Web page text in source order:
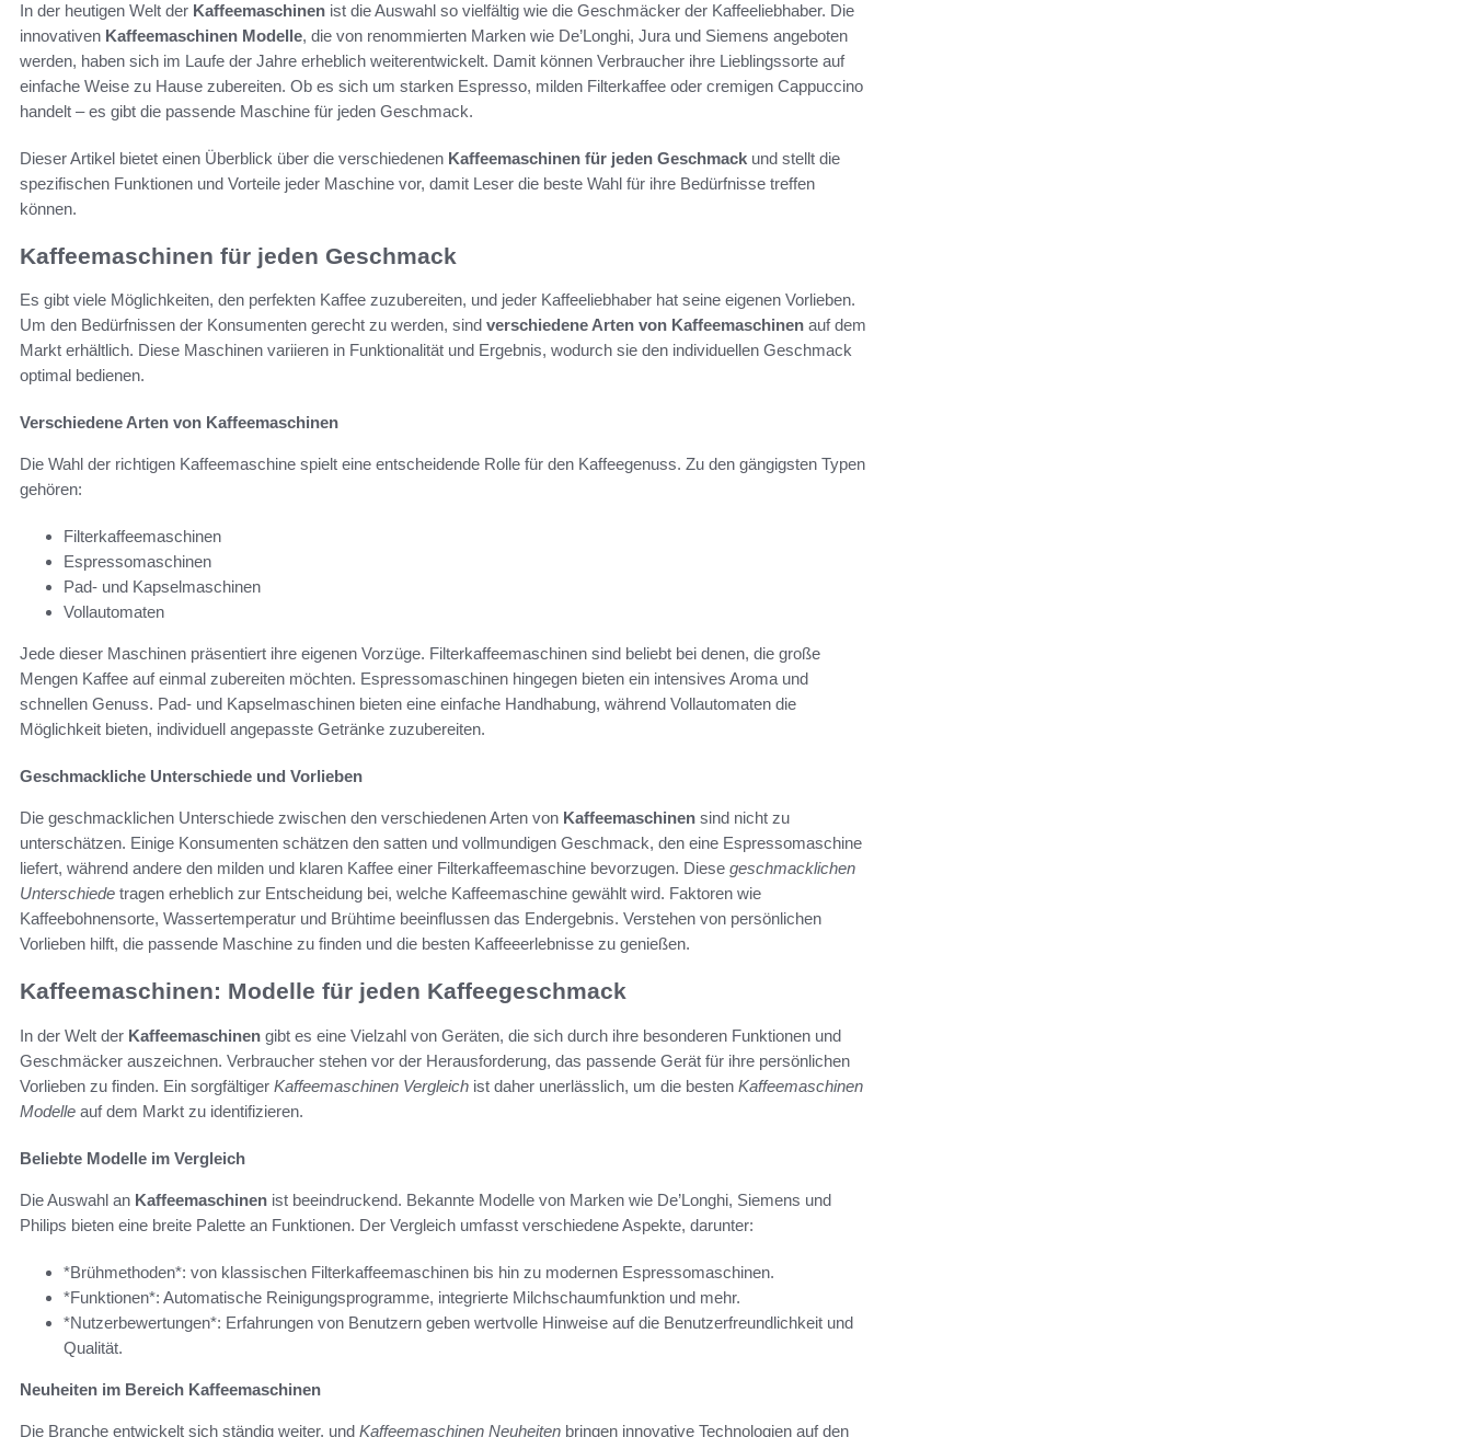
In der heutigen Welt der Kaffeemaschinen ist die Auswahl so vielfältig wie die Geschmäcker der Kaffeeliebhaber. Die
innovativen Kaffeemaschinen Modelle, die von renommierten Marken wie De’Longhi, Jura und Siemens angeboten
werden, haben sich im Laufe der Jahre erheblich weiterentwickelt. Damit können Verbraucher ihre Lieblingssorte auf
einfache Weise zu Hause zubereiten. Ob es sich um starken Espresso, milden Filterkaffee oder cremigen Cappuccino
handelt – es gibt die passende Maschine für jeden Geschmack.
Dieser Artikel bietet einen Überblick über die verschiedenen Kaffeemaschinen für jeden Geschmack und stellt die
spezifischen Funktionen und Vorteile jeder Maschine vor, damit Leser die beste Wahl für ihre Bedürfnisse treffen
können.
Kaffeemaschinen für jeden Geschmack
Es gibt viele Möglichkeiten, den perfekten Kaffee zuzubereiten, und jeder Kaffeeliebhaber hat seine eigenen Vorlieben.
Um den Bedürfnissen der Konsumenten gerecht zu werden, sind verschiedene Arten von Kaffeemaschinen auf dem
Markt erhältlich. Diese Maschinen variieren in Funktionalität und Ergebnis, wodurch sie den individuellen Geschmack
optimal bedienen.
Verschiedene Arten von Kaffeemaschinen
Die Wahl der richtigen Kaffeemaschine spielt eine entscheidende Rolle für den Kaffeegenuss. Zu den gängigsten Typen
gehören:
Filterkaffeemaschinen
Espressomaschinen
Pad- und Kapselmaschinen
Vollautomaten
Jede dieser Maschinen präsentiert ihre eigenen Vorzüge. Filterkaffeemaschinen sind beliebt bei denen, die große
Mengen Kaffee auf einmal zubereiten möchten. Espressomaschinen hingegen bieten ein intensives Aroma und
schnellen Genuss. Pad- und Kapselmaschinen bieten eine einfache Handhabung, während Vollautomaten die
Möglichkeit bieten, individuell angepasste Getränke zuzubereiten.
Geschmackliche Unterschiede und Vorlieben
Die geschmacklichen Unterschiede zwischen den verschiedenen Arten von Kaffeemaschinen sind nicht zu
unterschätzen. Einige Konsumenten schätzen den satten und vollmundigen Geschmack, den eine Espressomaschine
liefert, während andere den milden und klaren Kaffee einer Filterkaffeemaschine bevorzugen. Diese geschmacklichen
Unterschiede tragen erheblich zur Entscheidung bei, welche Kaffeemaschine gewählt wird. Faktoren wie
Kaffeebohnensorte, Wassertemperatur und Brühtime beeinflussen das Endergebnis. Verstehen von persönlichen
Vorlieben hilft, die passende Maschine zu finden und die besten Kaffeeerlebnisse zu genießen.
Kaffeemaschinen: Modelle für jeden Kaffeegeschmack
In der Welt der Kaffeemaschinen gibt es eine Vielzahl von Geräten, die sich durch ihre besonderen Funktionen und
Geschmäcker auszeichnen. Verbraucher stehen vor der Herausforderung, das passende Gerät für ihre persönlichen
Vorlieben zu finden. Ein sorgfältiger Kaffeemaschinen Vergleich ist daher unerlässlich, um die besten Kaffeemaschinen
Modelle auf dem Markt zu identifizieren.
Beliebte Modelle im Vergleich
Die Auswahl an Kaffeemaschinen ist beeindruckend. Bekannte Modelle von Marken wie De’Longhi, Siemens und
Philips bieten eine breite Palette an Funktionen. Der Vergleich umfasst verschiedene Aspekte, darunter:
*Brühmethoden*: von klassischen Filterkaffeemaschinen bis hin zu modernen Espressomaschinen.
*Funktionen*: Automatische Reinigungsprogramme, integrierte Milchschaumfunktion und mehr.
*Nutzerbewertungen*: Erfahrungen von Benutzern geben wertvolle Hinweise auf die Benutzerfreundlichkeit und
Qualität.
Neuheiten im Bereich Kaffeemaschinen
Die Branche entwickelt sich ständig weiter, und Kaffeemaschinen Neuheiten bringen innovative Technologien auf den